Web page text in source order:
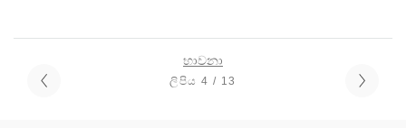
භාවනා
ලිපිය 4 / 13